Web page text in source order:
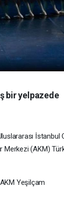
bir yelpazede
İstanbul
Merkezi (AKM)
Yeşilçam